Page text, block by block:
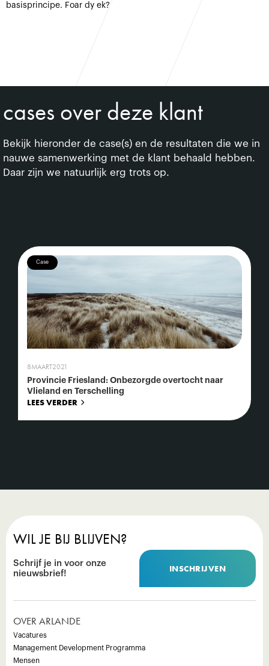
basisprincipe. Foar dy ek?
cases over deze klant
Bekijk hieronder de case(s) en de resultaten die we in
nauwe samenwerking met de klant behaald hebben.
Daar zijn we natuurlijk erg trots op.
Case
8MAART2021
Provincie Friesland: Onbezorgde overtocht naar
Vlieland en Terschelling
LEES VERDER
WIL JE BIJ BLIJVEN?
Schrijf je in voor onze
nieuwsbrief!
INSCHRIJVEN
OVER ARLANDE
Vacatures
Management Development Programma
Mensen